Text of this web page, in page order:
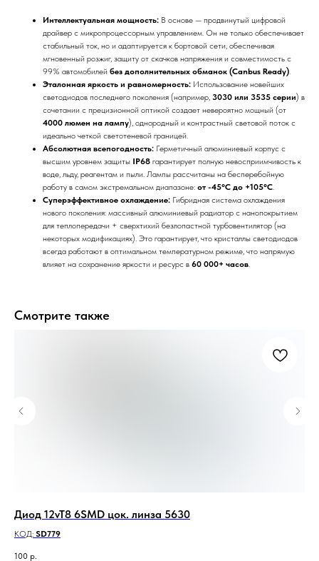
Интеллектуальная мощность: В основе — продвинутый цифровой
драйвер с микропроцессорным управлением. Он не только обеспечивает
стабильный ток, но и адаптируется к бортовой сети, обеспечивая
мгновенный розжиг, защиту от скачков напряжения и совместимость с
99% автомобилей без дополнительных обманок (Canbus Ready).
Эталонная яркость и равномерность: Использование новейших
светодиодов последнего поколения (например, 3030 или 3535 серии) в
сочетании с прецизионной оптикой создает невероятно мощный (от
4000 люмен на лампу), однородный и контрастный световой поток с
идеально четкой светотеневой границей.
Абсолютная всепогодность: Герметичный алюминиевый корпус с
высшим уровнем защиты IP68 гарантирует полную невосприимчивость к
воде, льду, реагентам и пыли. Лампы рассчитаны на бесперебойную
работу в самом экстремальном диапазоне: от -45°C до +105°C.
Суперэффективное охлаждение: Гибридная система охлаждения
нового поколения: массивный алюминиевый радиатор с нанопокрытием
для теплопередачи + сверхтихий безлопастной турбовентилятор (на
некоторых модификациях). Это гарантирует, что кристаллы светодиодов
всегда работают в оптимальном температурном режиме, что напрямую
влияет на сохранение яркости и ресурс в 60 000+ часов.
Смотрите также
Диод 12vT8 6SMD цок. линза 5630
КОД: SD779
100 р.